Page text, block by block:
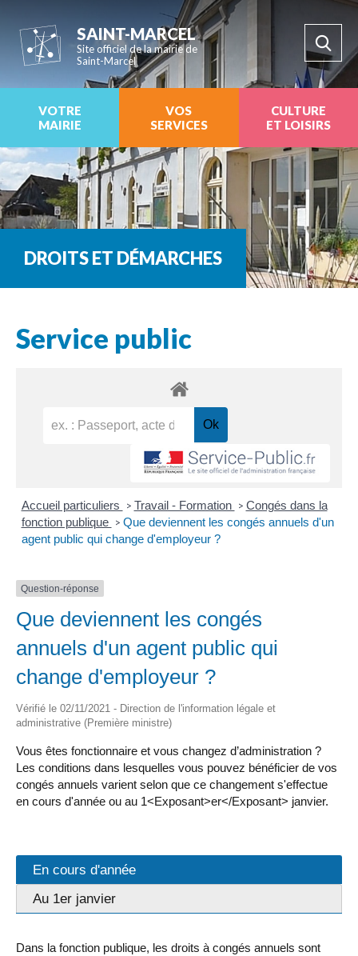
SAINT-MARCEL
Site officiel de la mairie de
Saint-Marcel
VOTRE
MAIRIE
VOS
SERVICES
CULTURE
ET LOISIRS
DROITS ET DÉMARCHES
Service public
Accueil particuliers > Travail - Formation > Congés dans la
fonction publique > Que deviennent les congés annuels d'un
agent public qui change d'employeur ?
Question-réponse
Que deviennent les congés
annuels d'un agent public qui
change d'employeur ?
Vérifié le 02/11/2021 - Direction de l'information légale et
administrative (Première ministre)
Vous êtes fonctionnaire et vous changez d’administration ?
Les conditions dans lesquelles vous pouvez bénéficier de vos
congés annuels varient selon que ce changement s'effectue
en cours d'année ou au 1<Exposant>er</Exposant> janvier.
En cours d'année
Au 1er janvier
Dans la fonction publique, les droits à congés annuels sont